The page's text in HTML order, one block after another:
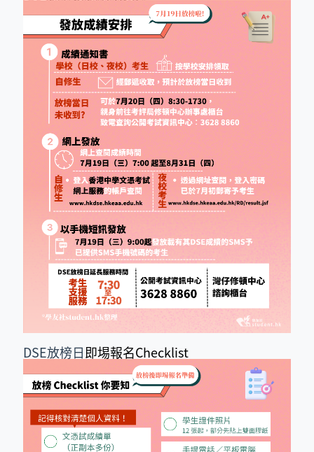
DSE放榜日 即埸報名Checklist